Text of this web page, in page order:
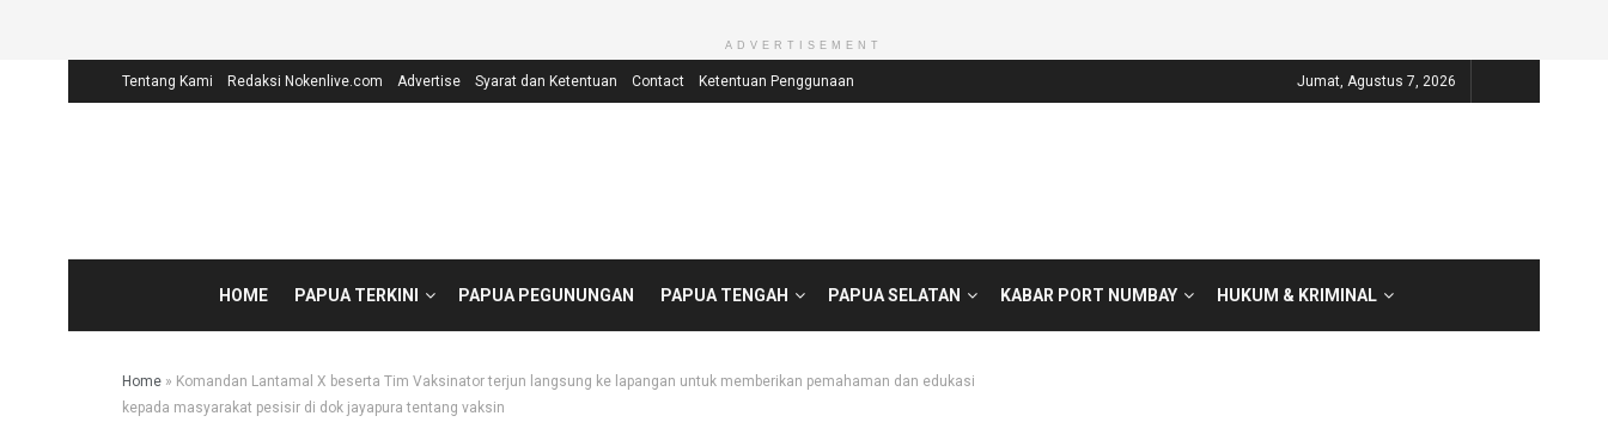
ADVERTISEMENT
Tentang Kami Redaksi Nokenlive.com Advertise Syarat dan Ketentuan Contact Ketentuan Penggunaan Jumat, Agustus 7, 2026
HOME PAPUA TERKINI PAPUA PEGUNUNGAN PAPUA TENGAH PAPUA SELATAN KABAR PORT NUMBAY HUKUM & KRIMINAL
Home » Komandan Lantamal X beserta Tim Vaksinator terjun langsung ke lapangan untuk memberikan pemahaman dan edukasi
kepada masyarakat pesisir di dok jayapura tentang vaksin